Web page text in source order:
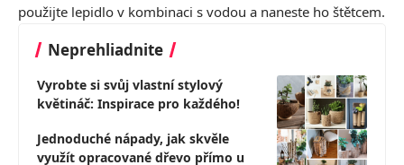
použijte lepidlo v kombinaci s vodou a naneste ho štětcem.
Neprehliadnite
Vyrobte si svůj vlastní stylový
květináč: Inspirace pro každého!
Jednoduché nápady, jak skvěle
využít opracované dřevo přímo u